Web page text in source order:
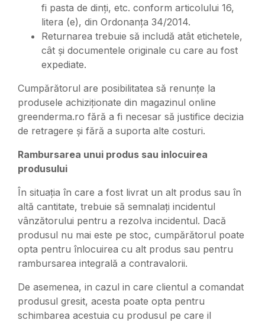
fi pasta de dinți, etc. conform articolului 16,
litera (e), din Ordonanța 34/2014.
Returnarea trebuie să includă atât etichetele,
cât și documentele originale cu care au fost
expediate.
Cumpărătorul are posibilitatea să renunțe la
produsele achiziționate din magazinul online
greenderma.ro fără a fi necesar să justifice decizia
de retragere și fără a suporta alte costuri.
Rambursarea unui produs sau inlocuirea
produsului
În situația în care a fost livrat un alt produs sau în
altă cantitate, trebuie să semnalați incidentul
vânzătorului pentru a rezolva incidentul. Dacă
produsul nu mai este pe stoc, cumpărătorul poate
opta pentru înlocuirea cu alt produs sau pentru
rambursarea integrală a contravalorii.
De asemenea, in cazul in care clientul a comandat
produsul gresit, acesta poate opta pentru
schimbarea acestuia cu produsul pe care il